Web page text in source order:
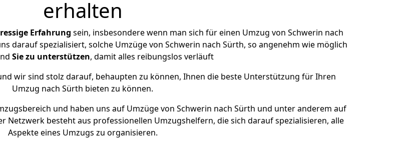
erhalten
Erfahrung sein, insbesondere wenn man sich für einen Umzug von Schwerin nach
darauf spezialisiert, solche Umzüge von Schwerin nach Sürth, so angenehm wie möglich
Sie zu unterstützen, damit alles reibungslos verläuft
wir sind stolz darauf, behaupten zu können, Ihnen die beste Unterstützung für Ihren
Umzug nach Sürth bieten zu können.
und haben uns auf Umzüge von Schwerin nach Sürth und unter anderem auf
Netzwerk besteht aus professionellen Umzugshelfern, die sich darauf spezialisieren, alle
Aspekte eines Umzugs zu organisieren.